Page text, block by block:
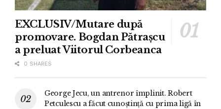
EXCLUSIV/Mutare după
promovare. Bogdan Pătrașcu
a preluat Viitorul Corbeanca
0 SHARES
George Jecu, un antrenor împlinit. Robert
Petculescu a făcut cunoștință cu prima ligă în